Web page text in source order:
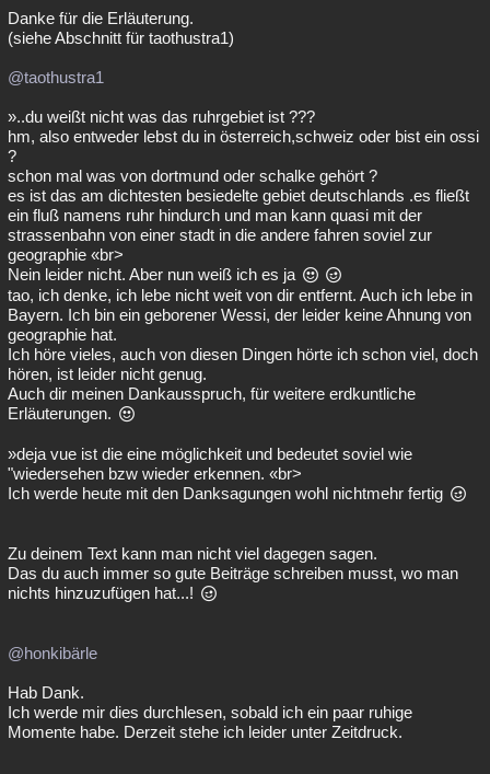
Danke für die Erläuterung.
(siehe Abschnitt für taothustra1)
@taothustra1
»..du weißt nicht was das ruhrgebiet ist ???
hm, also entweder lebst du in österreich,schweiz oder bist ein ossi
?
schon mal was von dortmund oder schalke gehört ?
es ist das am dichtesten besiedelte gebiet deutschlands .es fließt
ein fluß namens ruhr hindurch und man kann quasi mit der
strassenbahn von einer stadt in die andere fahren soviel zur
geographie «br>
Nein leider nicht. Aber nun weiß ich es ja
tao, ich denke, ich lebe nicht weit von dir entfernt. Auch ich lebe in
Bayern. Ich bin ein geborener Wessi, der leider keine Ahnung von
geographie hat.
Ich höre vieles, auch von diesen Dingen hörte ich schon viel, doch
hören, ist leider nicht genug.
Auch dir meinen Dankausspruch, für weitere erdkuntliche
Erläuterungen.
»deja vue ist die eine möglichkeit und bedeutet soviel wie
"wiedersehen bzw wieder erkennen. «br>
Ich werde heute mit den Danksagungen wohl nichtmehr fertig
Zu deinem Text kann man nicht viel dagegen sagen.
Das du auch immer so gute Beiträge schreiben musst, wo man
nichts hinzuzufügen hat...!
@honkibärle
Hab Dank.
Ich werde mir dies durchlesen, sobald ich ein paar ruhige
Momente habe. Derzeit stehe ich leider unter Zeitdruck.